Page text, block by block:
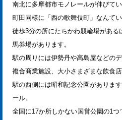
南北に多摩都市モノレールが伸びてい
町田同様に「西の歌舞伎町」なんて
徒歩3分の所にたちかわ競輪場があ
馬券場があります。
駅の周りには伊勢丹や高島屋などのデ
複合商業施設、大小さまざまな飲食店
駅の西側には昭和記念公園がありま
ール。
全国に17か所しかない国営公園の1つ